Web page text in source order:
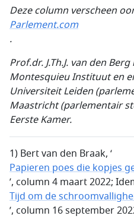
Deze column verscheen
Parlement.com
.
Prof.dr. J.Th.J. van den Berg
Montesquieu Instituut en
Universiteit Leiden
Maastricht (parlementair
Eerste Kamer.
1) Bert van den Braak, ‘
Papieren poes die kopjes
’, column 4 maart 2022;
Tijd om de
’, column 16 september